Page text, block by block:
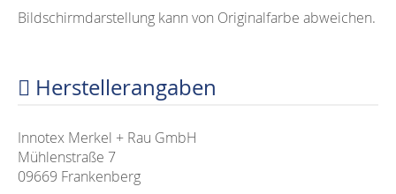
Bildschirmdarstellung kann von Originalfarbe abweichen.
Herstellerangaben
Innotex Merkel + Rau GmbH
Mühlenstraße 7
09669 Frankenberg